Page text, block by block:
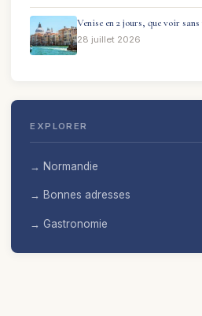
Venise en 2 jours, que voir
28 juillet 2026
EXPLORER
→ Normandie
→ Bonnes adresses
→ Gastronomie